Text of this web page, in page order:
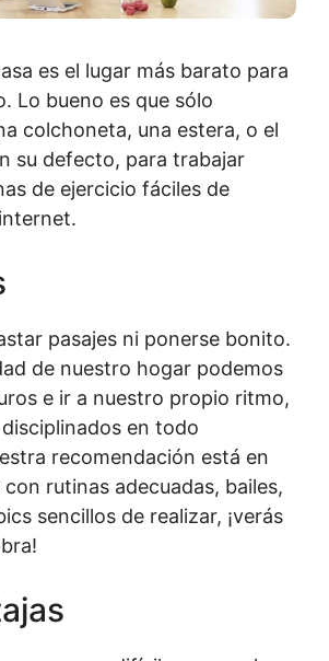
es el lugar más barato para
Lo bueno es que sólo
colchoneta, una estera, o el
su defecto, para trabajar
de ejercicio fáciles de
pasajes ni ponerse bonito.
de nuestro hogar podemos
e ir a nuestro propio ritmo,
en todo
recomendación está en
rutinas adecuadas, bailes,
sencillos de realizar, ¡verás